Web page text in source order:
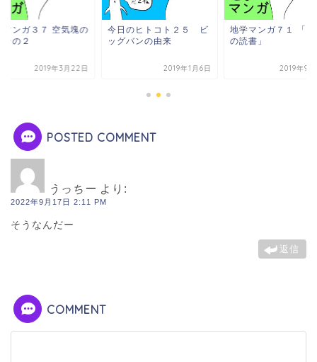
マンガ３７ 空気塊の
その２
2019年3月22日
今日のヒトコト２５ ビ
ッグバンの由来
2019年1月6日
地学マンガ７１ 「三
の読書」
2019年9
POSTED COMMENT
うっちー より:
2022年9月17日 2:11 PM
そうなんだー
返信
COMMENT